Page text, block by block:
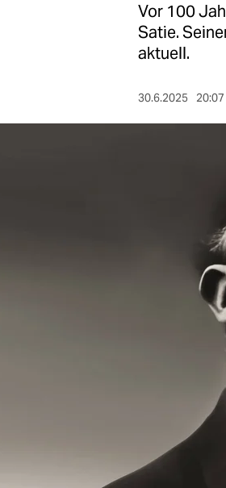
Vor 100
Satie.
aktuell.
30.6.2025